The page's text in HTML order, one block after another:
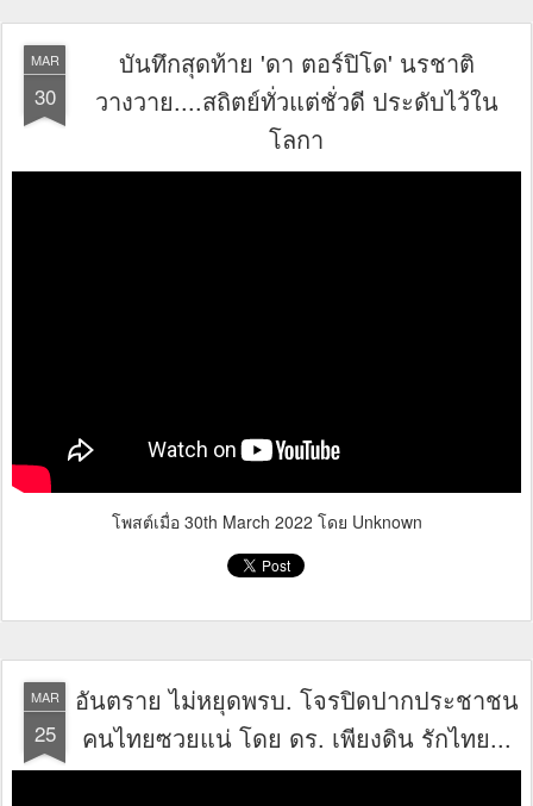
MAR
30
บันทึกสุดท้าย 'ดา ตอร์ปิโด' นรชาติ
วางวาย....สถิตย์ทั่วแต่ชั่วดี ประดับไว้ใน
โลกา
โพสต์เมื่อ 30th March 2022 โดย Unknown
MAR
25
อันตราย ไม่หยุดพรบ. โจรปิดปากประชาชน
คนไทยซวยแน่ โดย ดร. เพียงดิน รักไทย...